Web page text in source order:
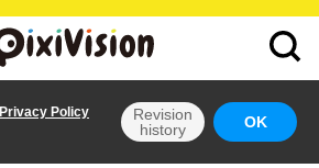
Privacy Policy
Revision
history
OK